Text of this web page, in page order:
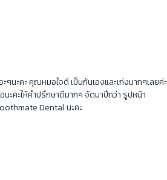
นะคะ คุณหมอใจดี เป็นกันเองและเก่งมากๆเลยค่ะ
นะคะให้คำปรึกษาดีมากๆ จัดมาปีกว่า รูปหน้า
Dental นะคะ